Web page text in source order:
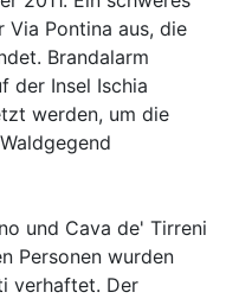
Via Pontina aus, die
Brandalarm
der Insel Ischia
werden, um die
und Cava de' Tirreni
Personen wurden
verhaftet. Der